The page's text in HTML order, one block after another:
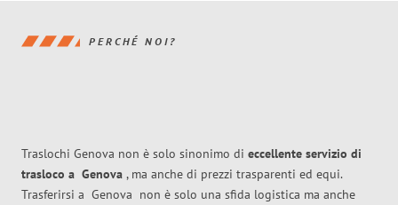
PERCHÉ NOI?
Traslochi Genova non è solo sinonimo di eccellente servizio di
trasloco a Genova , ma anche di prezzi trasparenti ed equi.
Trasferirsi a Genova non è solo una sfida logistica ma anche